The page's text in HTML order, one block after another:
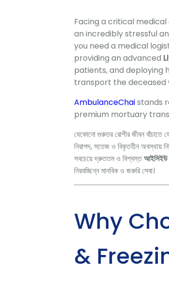
Facing a critical
an incredibly stressful
you need a medical
providing an advanced
patients,and deploying
transport the deceased
AmbulanceChaistands
premium mortuary
যেকোনো গুরুতর রোগীর জীবন বাঁচাতে
নিরাপদ,সতেজ ও বিকৃতহীন অবস্থায়
সবচেয়ে দ্রুততম ও বিশ্বস্তআইসিইউ
নিরবচ্ছিন্ন মানবিক ও জরুরি সেবা।
Why
&